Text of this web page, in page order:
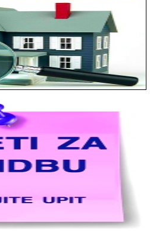
pohvalim sve radnike u firmi jer su